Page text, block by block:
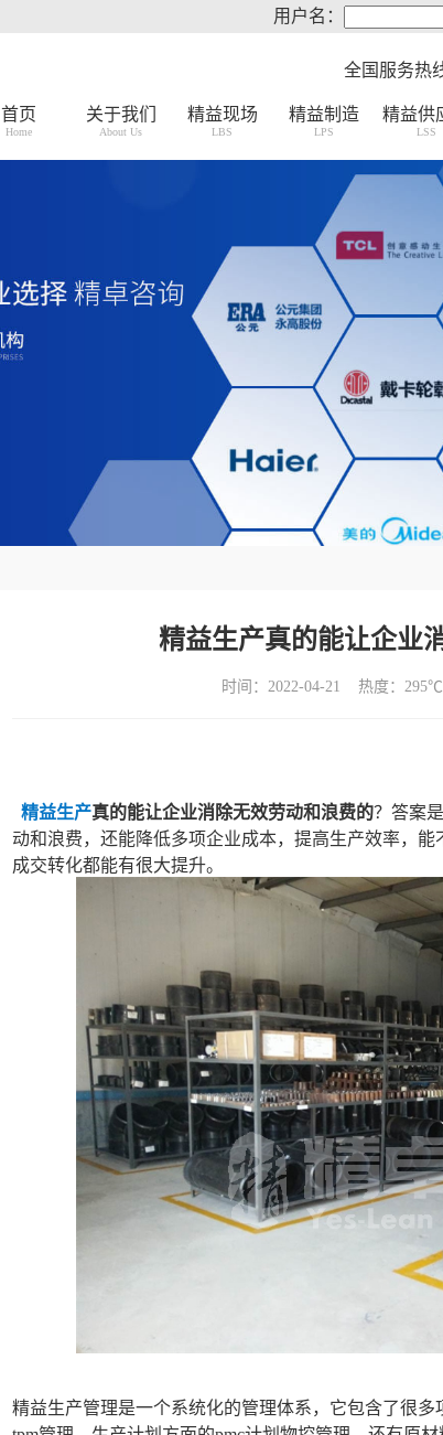
用户名：
全国服务热
首页
Home
关于我们
About Us
精益现场
LBS
精益制造
LPS
精益供
LSS
精益生产真的能让企业
时间：2022-04-21 热度：
精益生产真的能让企业消除无效劳动和浪费的？答案
动和浪费，还能降低多项企业成本，提高生产效率，
成交转化都能有很大提升。
精益生产管理是一个系统化的管理体系，它包含了很